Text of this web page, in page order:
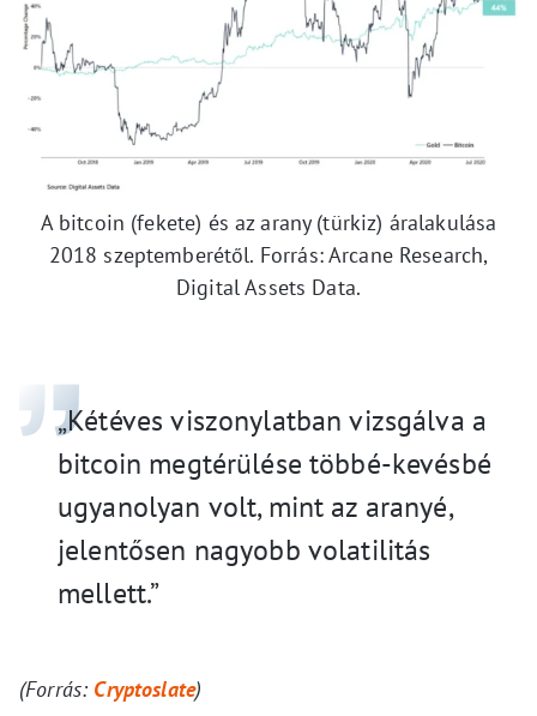
A bitcoin (fekete) és az arany (türkiz) áralakulása
2018 szeptemberétől. Forrás: Arcane Research,
Digital Assets Data.
„Kétéves viszonylatban vizsgálva a
bitcoin megtérülése többé-kevésbé
ugyanolyan volt, mint az aranyé,
jelentősen nagyobb volatilitás
mellett.”
(Forrás: Cryptoslate)